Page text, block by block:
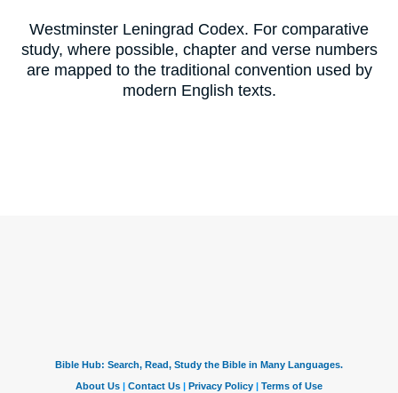
Westminster Leningrad Codex. For comparative
study, where possible, chapter and verse numbers
are mapped to the traditional convention used by
modern English texts.